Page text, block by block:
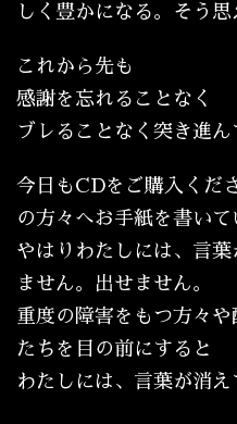
しく豊かになる。そう
これから先も
感謝を忘れることなく
ブレることなく突き進ん
今日もCDをご購入くだ
の方々へお手紙を書いて
やはりわたしには、言
ません。出せません。
重度の障害をもつ方々
たちを目の前にすると
わたしには、言葉が消え